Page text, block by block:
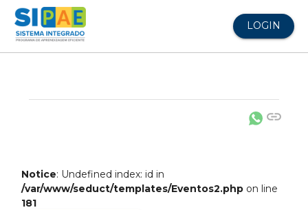
LOGIN
link
Notice: Undefined index: id in
/var/www/seduct/templates/Eventos2.php on line
181